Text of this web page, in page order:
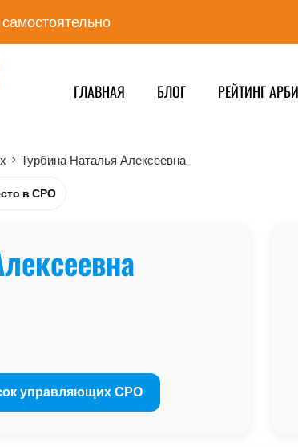
ГЛАВНАЯ БЛОГ РЕЙТИНГ
> Турбина Наталья Алексеевна
в СРО
управляющих СРО